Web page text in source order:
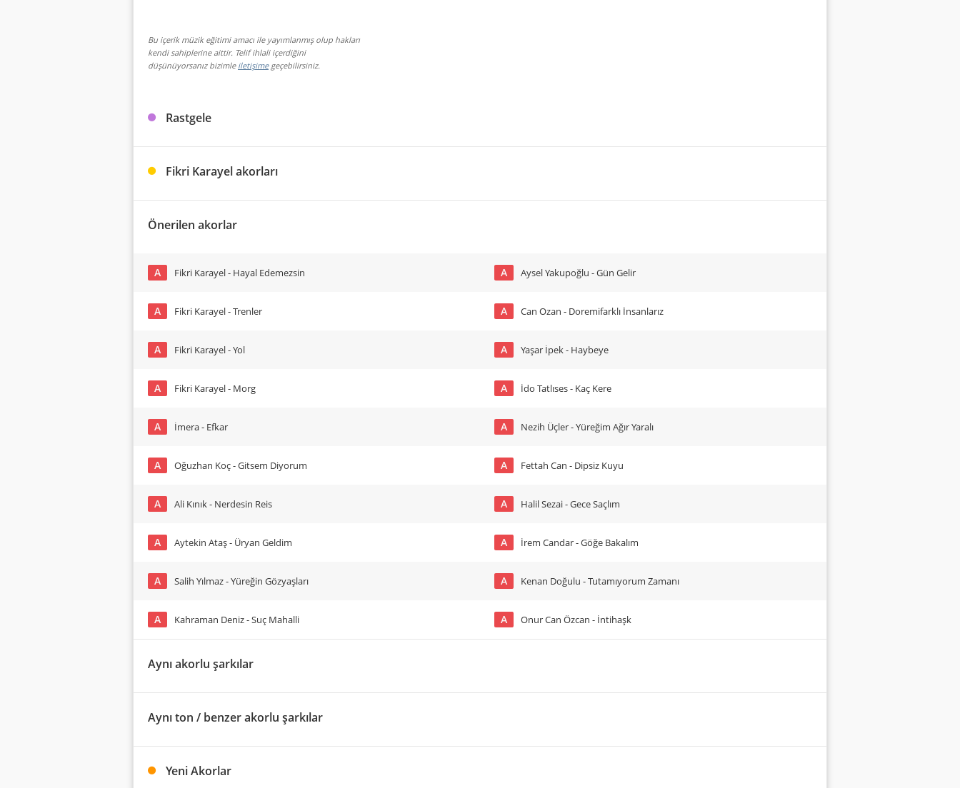
Bu içerik müzik eğitimi amacı ile yayımlanmış olup hakları
kendi sahiplerine aittir. Telif ihlali içerdiğini
düşünüyorsanız bizimle iletişimegeçebilirsiniz.
Rastgele
Fikri Karayel akorları
Önerilen akorlar
A Fikri Karayel - Hayal Edemezsin
A Fikri Karayel - Trenler
A Fikri Karayel - Yol
A Fikri Karayel - Morg
A İmera - Efkar
A Oğuzhan Koç - Gitsem Diyorum
A Ali Kınık - Nerdesin Reis
A Aytekin Ataş - Üryan Geldim
A Salih Yılmaz - Yüreğin Gözyaşları
A Kahraman Deniz - Suç Mahalli
A Aysel Yakupoğlu - Gün Gelir
A Can Ozan - Doremifarklı İnsanlarız
A Yaşar İpek - Haybeye
A İdo Tatlıses - Kaç Kere
A Nezih Üçler - Yüreğim Ağır Yaralı
A Fettah Can - Dipsiz Kuyu
A Halil Sezai - Gece Saçlım
A İrem Candar - Göğe Bakalım
A Kenan Doğulu - Tutamıyorum Zamanı
A Onur Can Özcan - İntihaşk
Aynı akorlu şarkılar
Aynı ton / benzer akorlu şarkılar
Yeni Akorlar